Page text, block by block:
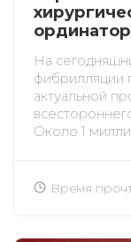
На
фибрилляции
актуальной
Около 1
Время